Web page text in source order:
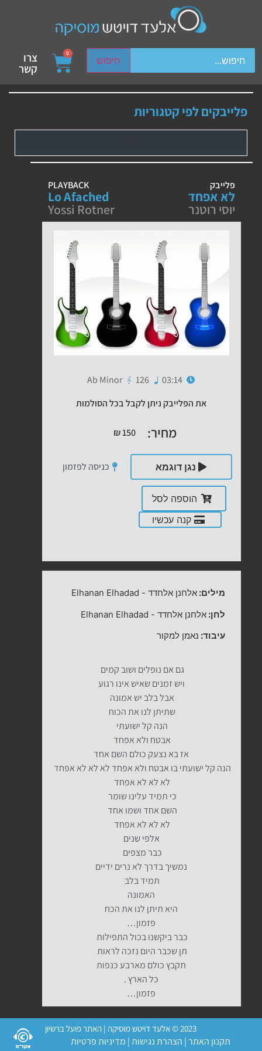
חיפוש
device users, explore by touch or with swipe gestures.
0 צרו
קשר
פלייבקים לפי קטגוריות
פלייבק
לא אפחד
יוסי רוטנר
PLAYBACK
Lo Afached
Yossi Rotner
03:14
126
Ab Minor
את הפלייבק ניתן לקבל בכל הסולמות
מחיר: ₪150
נגן דוגמא כניסה לפזמון
הוספה לסל
קנה עכשיו
מילים:אלחנן אלחדד -
Elhanan Elhadad
לחן:אלחנן אלחדד -
Elhanan Elhadad
עיבוד: נאמן למקור
גם אם נופלים ושוב קמים
ויש זמנים שאיש אינו רגוע
אבל בלב יש אמונה
שתיתן לנו את הכוח
הנה קל ישועתי
אבטח ולא אפחד
אז בא נצעק כולם השם אחד
הנה קל ישועתי בו אבטח ולא אפחד לא לא לא אפחד
לא לא לא אפחד
כי תמיד עלינו שומר
השם אחד ושמו אחד
לא לא לא אפחד
אלפי שנים
כבר מצפים
נמשיך בדרך לא נרים ידיים
תמיד בלב
האמונה
היא תיתן לנו את הכח
פזמון…
כבר ביקשנו בכול התפילות
תן שכבר היום נזכה לראות
תקבץ כולם מארבע כנפות
כל הארץ .
פזמון…
2023 © אלעד דויטש מוסיקה | האתר פועל ברשיון
תקנון האתר| הצהרת נגישות| מדיניות פרטיות